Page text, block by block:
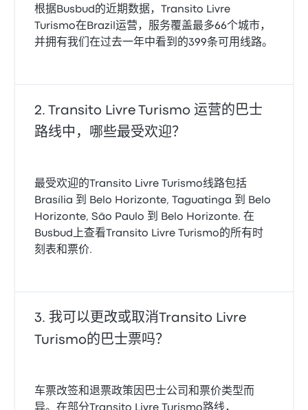
根据Busbud的近期数据，Transito Livre
Turismo在Brazil运营，服务覆盖最多66个城市，
并拥有我们在过去一年中看到的399条可用线路。
Transito Livre Turismo 运营的巴士
路线中，哪些最受欢迎？
最受欢迎的Transito Livre Turismo线路包括
Brasília 到 Belo Horizonte, Taguatinga 到 Belo
Horizonte, São Paulo 到 Belo Horizonte. 在
Busbud上查看Transito Livre Turismo的所有时
刻表和票价.
我可以更改或取消Transito Livre
Turismo的巴士票吗？
车票改签和退票政策因巴士公司和票价类型而
异。在部分Transito Livre Turismo路线，